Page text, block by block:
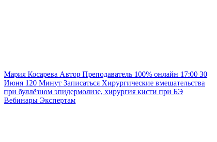
Мария Косарева Автор Преподаватель 100% онлайн 17:00 30
Июня 120 Минут Записаться Хирургические вмешательства
при буллёзном эпидермолизе, хирургия кисти при БЭ
Вебинары Экспертам